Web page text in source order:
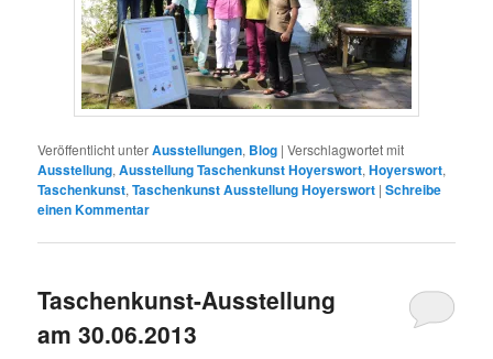
Veröffentlicht unterAusstellungen, Blog |Verschlagwortet mit
Ausstellung,Ausstellung Taschenkunst Hoyerswort,Hoyerswort,
Taschenkunst,Taschenkunst Ausstellung Hoyerswort |Schreibe
einen Kommentar
Taschenkunst-Ausstellung
am 30.06.2013